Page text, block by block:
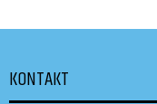
KONTAKT